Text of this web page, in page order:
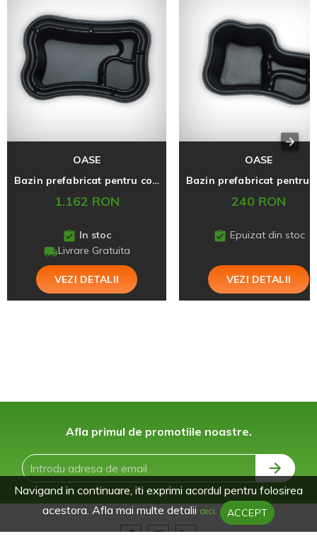
OASE
Bazin prefabricat pentru constuctie iaz, 750 litri, Oase
1.162 RON
In stoc
Livrare Gratuita
VEZI DETALII
OASE
240 RON
Epuizat din stoc
VEZI DETALII
Afla primul de promotiile noastre.
Navigand in continuare, iti exprimi acordul pentru folosirea
acestora. Afla mai multe detalii aici. ACCEPT